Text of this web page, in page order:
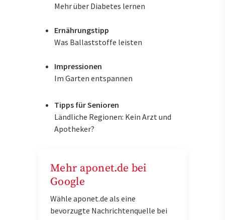
Mehr über Diabetes lernen
Ernährungstipp
Was Ballaststoffe leisten
Impressionen
Im Garten entspannen
Tipps für Senioren
Ländliche Regionen: Kein Arzt und
Apotheker?
Mehr aponet.de bei
Google
Wähle aponet.de als eine
bevorzugte Nachrichtenquelle bei